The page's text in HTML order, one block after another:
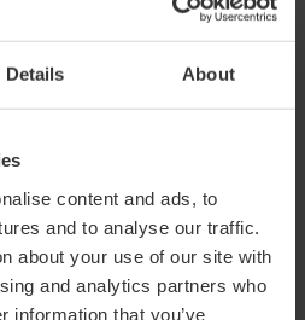
Details About
content and ads, to
and to analyse our traffic.
about your use of our site with
and analytics partners who
information that you’ve
mapa